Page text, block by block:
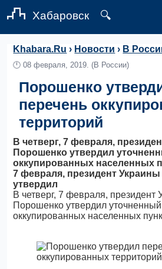
Хабаровск 🔍
Khabara.Ru › Новости › В
🕛08 февраля, 2019. (В России)
Порошенко
перечень
территорий
В четверг, 7 февраля,
Порошенко утвердил
оккупированных населенных
7 февраля, президент
утвердил
В четверг, 7 февраля, президент
Порошенко утвердил
оккупированных населенных